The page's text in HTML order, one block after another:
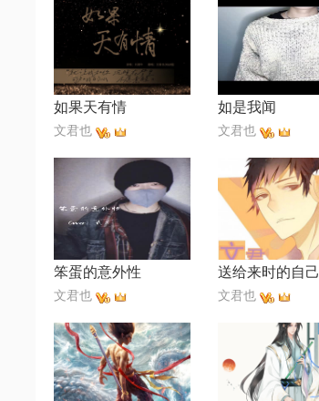
如果天有情
文君也
如是我闻
文君也
笨蛋的意外性
文君也
送给来时的自己
文君也